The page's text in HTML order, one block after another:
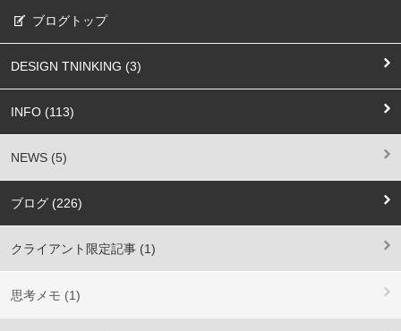
ブログトップ
DESIGN TNINKING (3)
INFO (113)
NEWS (5)
ブログ (226)
クライアント限定記事 (1)
思考メモ (1)